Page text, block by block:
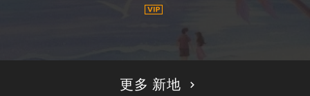
更多 新地